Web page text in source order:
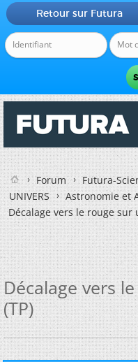
Retour sur Futura
Forum
Futura-
UNIVERS
Astronomie et
Décalage vers le rouge sur
Décalage vers
(TP)